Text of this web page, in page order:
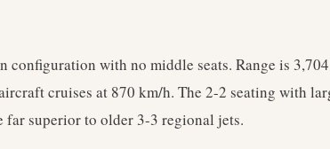
configuration with no middle seats. Range is 3,704
cruises at 870 km/h. The 2-2 seating with
far superior to older 3-3 regional jets.